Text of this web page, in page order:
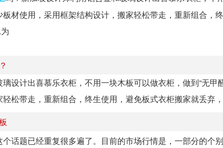
材使用，采用框架结构设计，搬家轻松带走，重新组合，
设计出喜慕乐衣柜，不用一块木板可以做衣柜，做到“无甲
松带走，重新组合，终生使用，避免板式衣柜搬家就丢弃
话题已经重复很多遍了。目前的市场行情是，一部分的个